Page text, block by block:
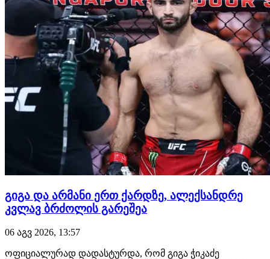
გიგა და არმანი ერთ ქარდზე, ალექსანდრე
კვლავ ბრძოლის გარეშეა
06 აგვ 2026, 13:57
ოფიციალურად დადასტურდა, რომ გიგა ჭიკაძე